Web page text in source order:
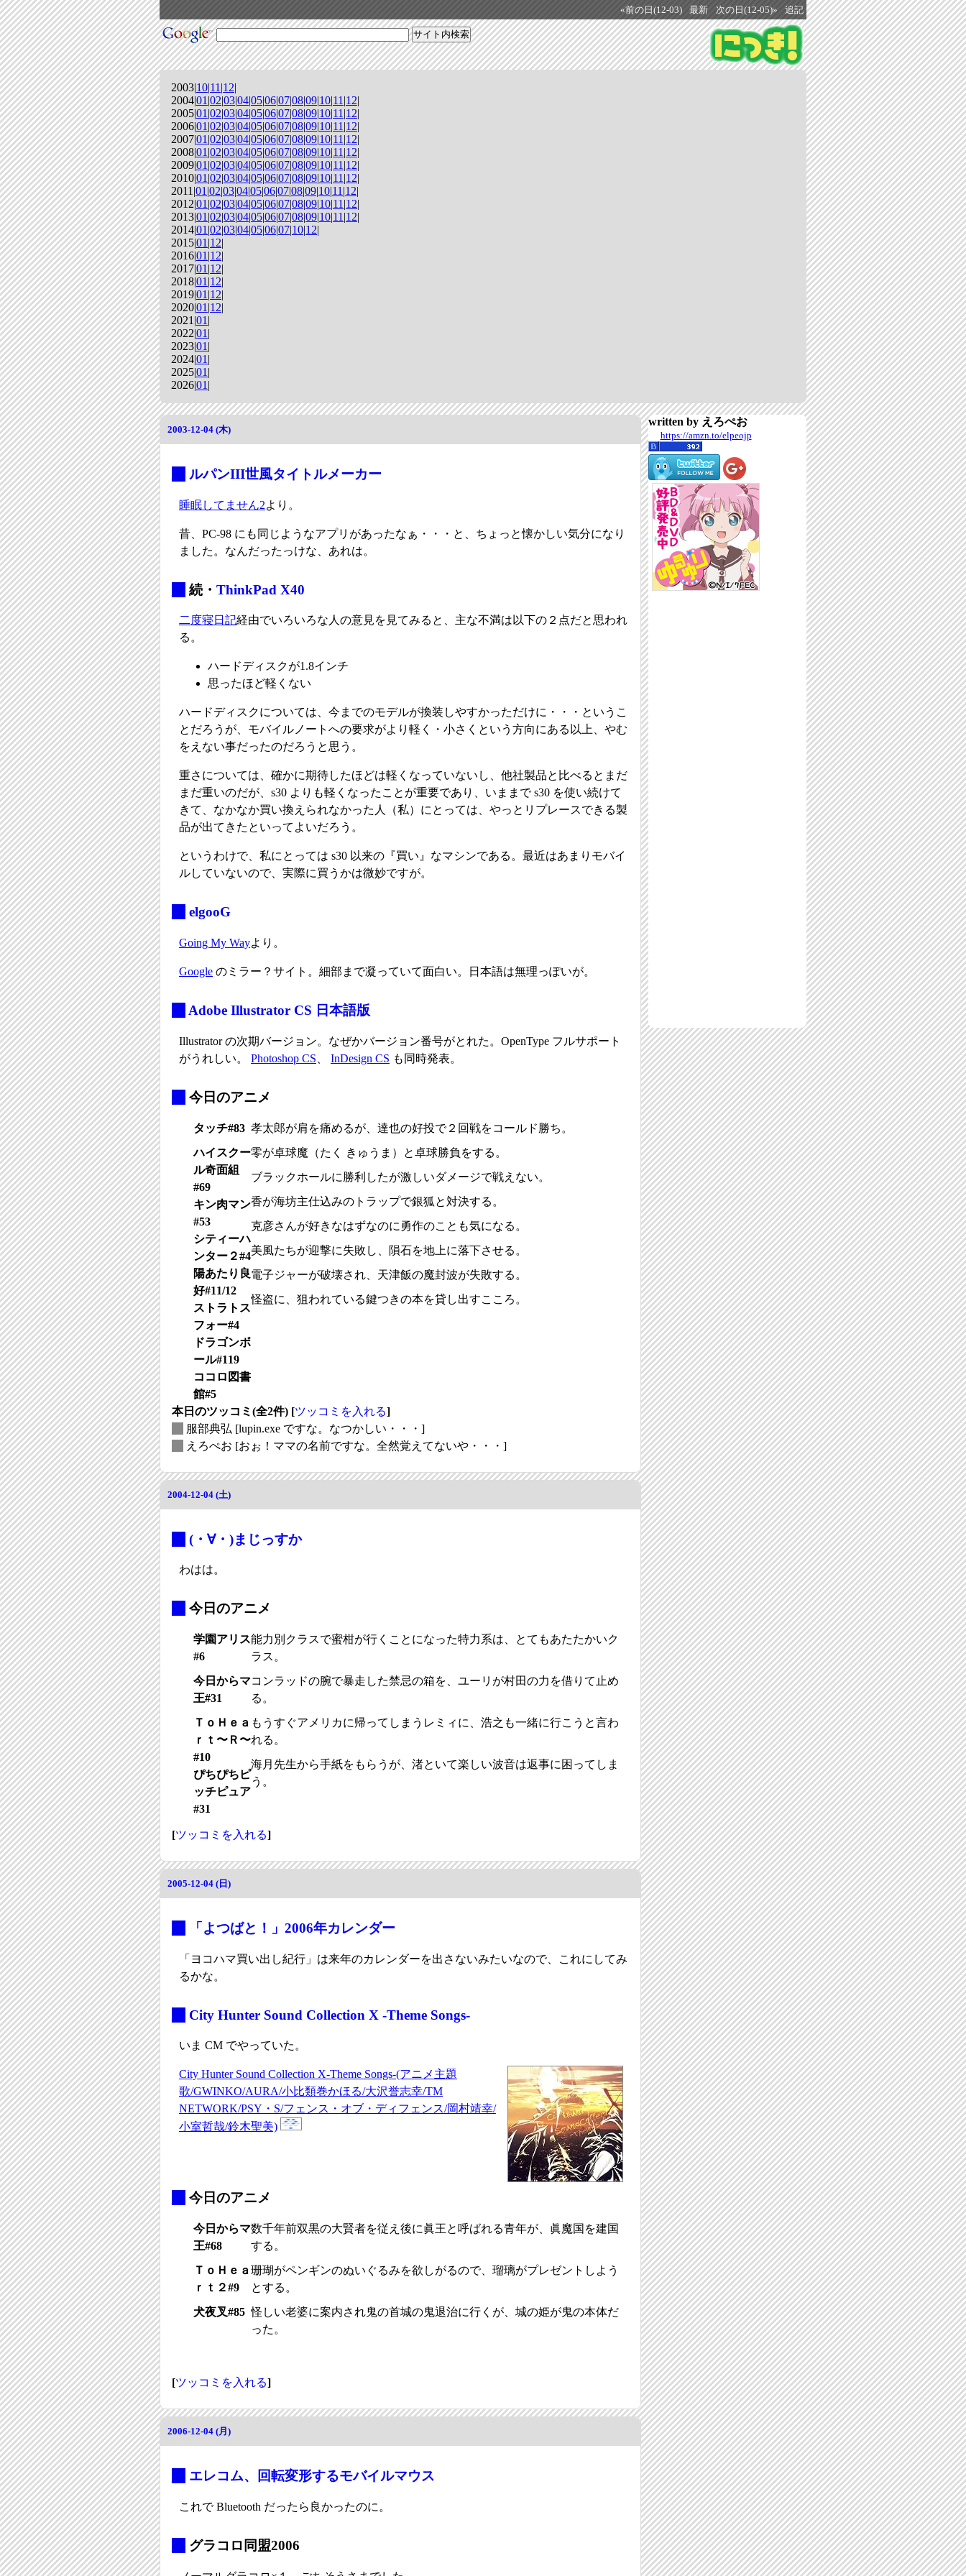
«前の日(12-03) 最新 次の日(12-05)» 追記
2003|10|11 |12|
2004|01 |02|03|04|05|06|07|08|09|10|11 |12|
2005|01 |02|03|04|05|06|07|08|09|10|11 |12|
2006|01 |02|03|04|05|06|07|08|09|10|11 |12|
2007|01 |02|03|04|05|06|07|08|09|10|11 |12|
2008|01 |02|03|04|05|06|07|08|09|10|11 |12|
2009|01 |02|03|04|05|06|07|08|09|10|11 |12|
2010|01 |02|03|04|05|06|07|08|09|10|11 |12|
2011|01 |02|03|04|05|06|07|08|09|10|11 |12|
2012|01 |02|03|04|05|06|07|08|09|10|11 |12|
2013|01 |02|03|04|05|06|07|08|09|10|11 |12|
2014|01 |02|03|04|05|06|07|10|12|
2015|01 |12|
2016|01 |12|
2017|01 |12|
2018|01 |12|
2019|01 |12|
2020|01 |12|
2021|01 |
2022|01 |
2023|01 |
2024|01 |
2025|01 |
2026|01 |
2003-12-04 (木)
ルパンIII世風タイトルメーカー
睡眠してません2より。
昔、PC-98 にも同じようなアプリがあったなぁ・・・と、ちょっと懐かしい気分になり
ました。なんだったっけな、あれは。
続・ThinkPad X40
二度寝日記経由でいろいろな人の意見を見てみると、主な不満は以下の２点だと思われ
る。
ハードディスクが1.8インチ
思ったほど軽くない
ハードディスクについては、今までのモデルが換装しやすかっただけに・・・というこ
とだろうが、モバイルノートへの要求がより軽く・小さくという方向にある以上、やむ
をえない事だったのだろうと思う。
重さについては、確かに期待したほどは軽くなっていないし、他社製品と比べるとまだ
まだ重いのだが、s30 よりも軽くなったことが重要であり、いままで s30 を使い続けて
きて、なかなか買い換えられなかった人（私）にとっては、やっとリプレースできる製
品が出てきたといってよいだろう。
というわけで、私にとっては s30 以来の『買い』なマシンである。最近はあまりモバイ
ルしていないので、実際に買うかは微妙ですが。
elgooG
Going My Wayより。
Google のミラー？サイト。細部まで凝っていて面白い。日本語は無理っぽいが。
Adobe Illustrator CS 日本語版
Illustrator の次期バージョン。なぜかバージョン番号がとれた。OpenType フルサポート
がうれしい。 Photoshop CS InDesign CS も同時発表。
今日のアニメ
タッチ#83 孝太郎が肩を痛めるが、達也の好投で２回戦をコールド勝ち。
ハイスクー
ル奇面組
#69
零が卓球魔（たく きゅうま）と卓球勝負をする。
キン肉マン
#53
ブラックホールに勝利したが激しいダメージで戦えない。
シティーハ
ンター２#4
香が海坊主仕込みのトラップで銀狐と対決する。
陽あたり良
好#11/12
克彦さんが好きなはずなのに勇作のことも気になる。
ストラトス
フォー#4
美風たちが迎撃に失敗し、隕石を地上に落下させる。
ドラゴンボ
ール#119
電子ジャーが破壊され、天津飯の魔封波が失敗する。
ココロ図書
館#5
怪盗に、狙われている鍵つきの本を貸し出すこころ。
本日のツッコミ(全2件) [ツッコミを入れる]
服部典弘 [lupin.exe ですな。なつかしい・・・]
えろぺお [おぉ！ママの名前ですな。全然覚えてないや・・・]
2004-12-04 (土)
(・∀・)まじっすか
わはは。
今日のアニメ
学園アリス
#6
能力別クラスで蜜柑が行くことになった特力系は、とてもあたたかいク
ラス。
今日からマ
王#31
コンラッドの腕で暴走した禁忌の箱を、ユーリが村田の力を借りて止め
る。
ＴｏＨｅａ
ｒｔ〜Ｒ〜
#10
もうすぐアメリカに帰ってしまうレミィに、浩之も一緒に行こうと言わ
れる。
ぴちぴちピ
ッチピュア
#31
海月先生から手紙をもらうが、渚といて楽しい波音は返事に困ってしま
う。
[ツッコミを入れる]
2005-12-04 (日)
「よつばと！」2006年カレンダー
「ヨコハマ買い出し紀行」は来年のカレンダーを出さないみたいなので、これにしてみ
るかな。
City Hunter Sound Collection X -Theme Songs-
いま CM でやっていた。
City Hunter Sound Collection X-Theme Songs-(アニメ主題
歌/GWINKO/AURA/小比類巻かほる/大沢誉志幸/TM
NETWORK/PSY・S/フェンス・オブ・ディフェンス/岡村靖幸/
小室哲哉/鈴木聖美)
今日のアニメ
今日からマ
王#68
数千年前双黒の大賢者を従え後に眞王と呼ばれる青年が、眞魔国を建国
する。
ＴｏＨｅａ
ｒｔ２#9
珊瑚がペンギンのぬいぐるみを欲しがるので、瑠璃がプレゼントしよう
とする。
犬夜叉#85 怪しい老婆に案内され鬼の首城の鬼退治に行くが、城の姫が鬼の本体だ
った。
[ツッコミを入れる]
2006-12-04 (月)
エレコム、回転変形するモバイルマウス
これで Bluetooth だったら良かったのに。
グラコロ同盟2006
written by えろぺお
https://amzn.to/elpeojp